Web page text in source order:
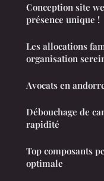
Conception site
présence unique !
Les allocations
organisation
Avocats en
Débouchage de
rapidité
Top composants
optimale